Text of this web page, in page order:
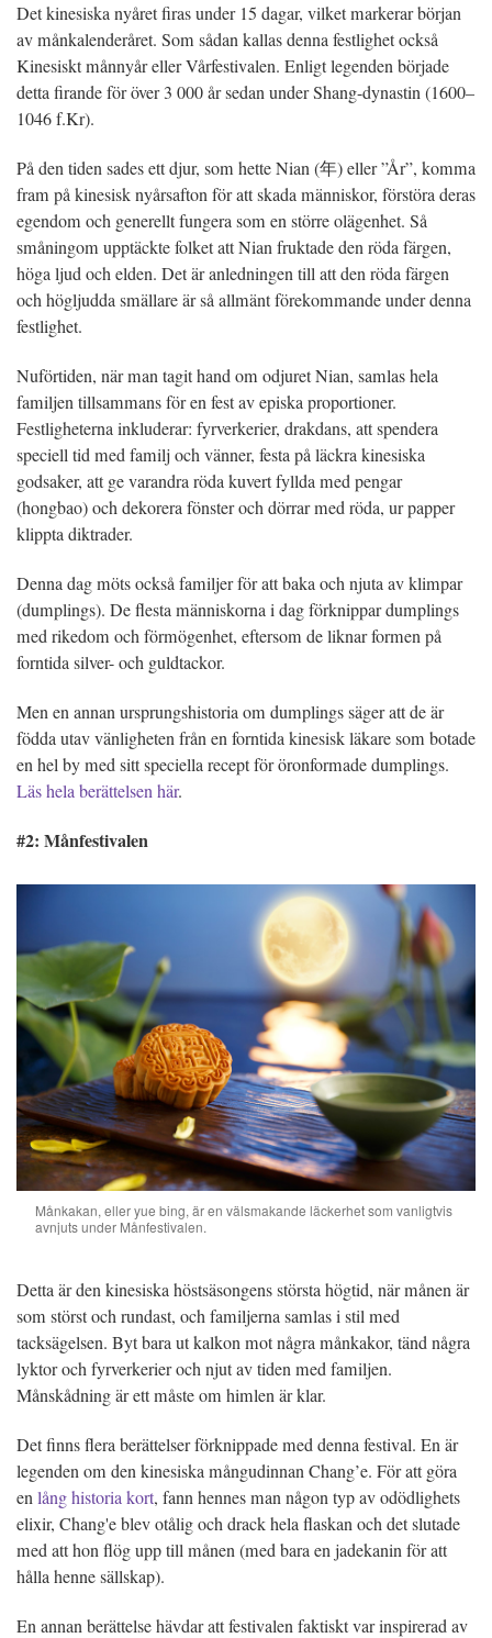
Det kinesiska nyåret firas under 15 dagar, vilket markerar början
av månkalenderåret. Som sådan kallas denna festlighet också
Kinesiskt månnyår eller Vårfestivalen. Enligt legenden började
detta firande för över 3 000 år sedan under Shang-dynastin (1600–
1046 f.Kr).
På den tiden sades ett djur, som hette Nian (年) eller ”År”, komma
fram på kinesisk nyårsafton för att skada människor, förstöra deras
egendom och generellt fungera som en större olägenhet. Så
småningom upptäckte folket att Nian fruktade den röda färgen,
höga ljud och elden. Det är anledningen till att den röda färgen
och högljudda smällare är så allmänt förekommande under denna
festlighet.
Nuförtiden, när man tagit hand om odjuret Nian, samlas hela
familjen tillsammans för en fest av episka proportioner.
Festligheterna inkluderar: fyrverkerier, drakdans, att spendera
speciell tid med familj och vänner, festa på läckra kinesiska
godsaker, att ge varandra röda kuvert fyllda med pengar
(hongbao) och dekorera fönster och dörrar med röda, ur papper
klippta diktrader.
Denna dag möts också familjer för att baka och njuta av klimpar
(dumplings). De flesta människorna i dag förknippar dumplings
med rikedom och förmögenhet, eftersom de liknar formen på
forntida silver- och guldtackor.
Men en annan ursprungshistoria om dumplings säger att de är
födda utav vänligheten från en forntida kinesisk läkare som botade
en hel by med sitt speciella recept för öronformade dumplings.
Läs hela berättelsen här.
#2: Månfestivalen
Månkakan, eller yue bing, är en välsmakande läckerhet som vanligtvis
avnjuts under Månfestivalen.
Detta är den kinesiska höstsäsongens största högtid, när månen är
som störst och rundast, och familjerna samlas i stil med
tacksägelsen. Byt bara ut kalkon mot några månkakor, tänd några
lyktor och fyrverkerier och njut av tiden med familjen.
Månskådning är ett måste om himlen är klar.
Det finns flera berättelser förknippade med denna festival. En är
legenden om den kinesiska mångudinnan Chang’e. För att göra
enlång historia kort, fann hennes man någon typ av odödlighets
elixir, Chang'e blev otålig och drack hela flaskan och det slutade
med att hon flög upp till månen (med bara en jadekanin för att
hålla henne sällskap).
En annan berättelse hävdar att festivalen faktiskt var inspirerad av